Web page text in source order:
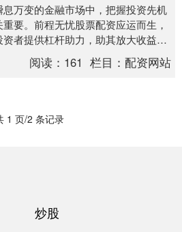
息万变的金融市场中，把握投资先机
重要。前程无忧股票配资应运而生，
资者提供杠杆助力，助其放大收益，
财富制高点。 **高收益：**由于杠杆
，个人....阅读： 161 栏目：配资网站
1 页/2 条记录
炒股